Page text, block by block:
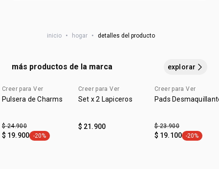
material caja: papel starblanc 350 g
inicio • hogar • detalles del producto
más productos de la marca explorar
lanzamiento
Creer para Ver
Pulsera de Charms
$ 24.900
$ 19.900 general.tag -20%
-20%
exclusivo online
Creer para Ver
Set x 2 Lapiceros
$ 21.900
lanzamiento
Creer para Ver
Pads
$ 23.900
$ 19.100 general.tag
-20%